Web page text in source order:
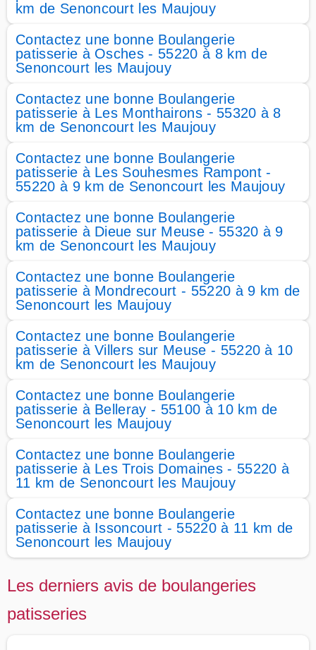
km de Senoncourt les Maujouy
Contactez une bonne Boulangerie
patisserie à Osches - 55220 à 8 km de
Senoncourt les Maujouy
Contactez une bonne Boulangerie
patisserie à Les Monthairons - 55320 à 8
km de Senoncourt les Maujouy
Contactez une bonne Boulangerie
patisserie à Les Souhesmes Rampont -
55220 à 9 km de Senoncourt les Maujouy
Contactez une bonne Boulangerie
patisserie à Dieue sur Meuse - 55320 à 9
km de Senoncourt les Maujouy
Contactez une bonne Boulangerie
patisserie à Mondrecourt - 55220 à 9 km de
Senoncourt les Maujouy
Contactez une bonne Boulangerie
patisserie à Villers sur Meuse - 55220 à 10
km de Senoncourt les Maujouy
Contactez une bonne Boulangerie
patisserie à Belleray - 55100 à 10 km de
Senoncourt les Maujouy
Contactez une bonne Boulangerie
patisserie à Les Trois Domaines - 55220 à
11 km de Senoncourt les Maujouy
Contactez une bonne Boulangerie
patisserie à Issoncourt - 55220 à 11 km de
Senoncourt les Maujouy
Les derniers avis de boulangeries
patisseries